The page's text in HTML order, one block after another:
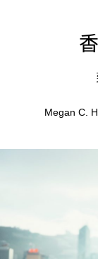
Megan C.